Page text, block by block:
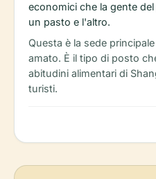
economici che la gente
un pasto e l'altro.
Questa è la sede
amato. È il tipo di posto
abitudini alimentari di
turisti.